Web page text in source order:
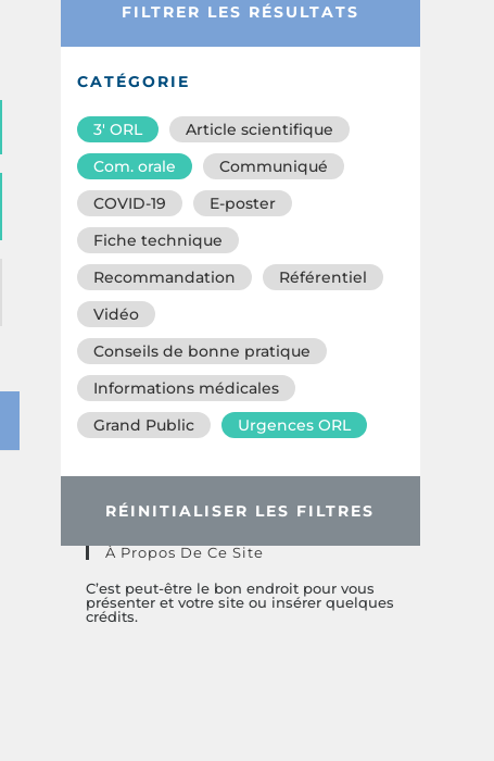
FILTRER LES RÉSULTATS
CATÉGORIE
3′ ORL
Article scientifique
Com. orale
Communiqué
COVID-19
E-poster
Fiche technique
Recommandation
Référentiel
Vidéo
Conseils de bonne pratique
Informations médicales
Grand Public
Urgences ORL
RÉINITIALISER LES FILTRES
À Propos De Ce Site
C’est peut-être le bon endroit pour vous
présenter et votre site ou insérer quelques
crédits.